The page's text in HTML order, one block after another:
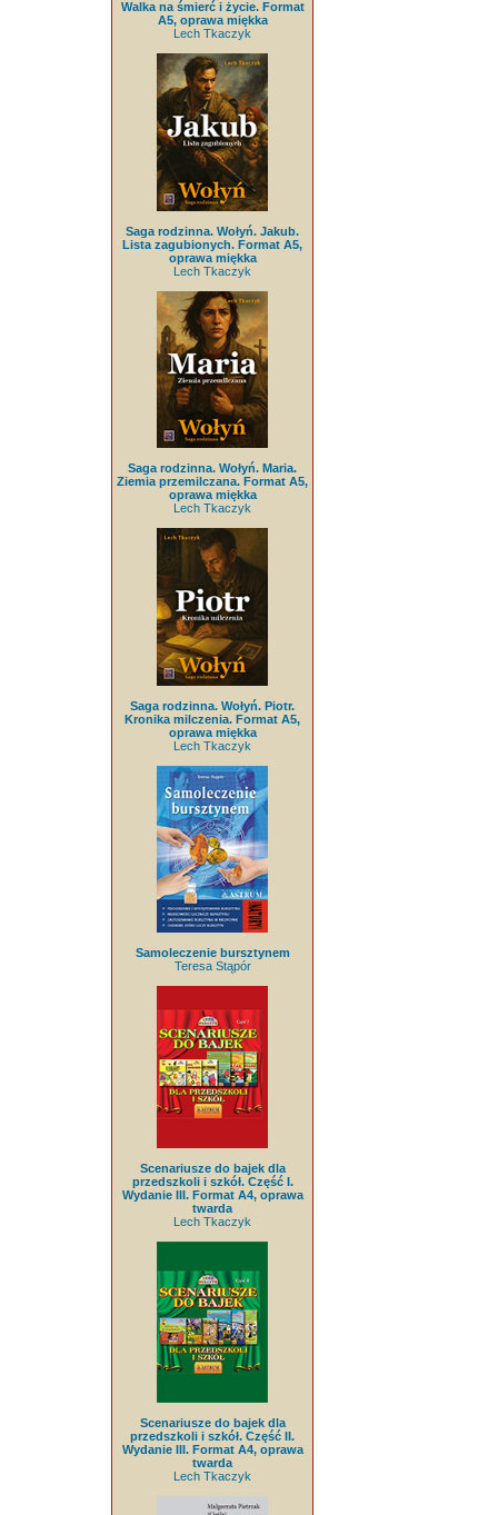
Walka na śmierć i życie. Format
A5, oprawa miękka
Lech Tkaczyk
Saga rodzinna. Wołyń. Jakub.
Lista zagubionych. Format A5,
oprawa miękka
Lech Tkaczyk
Saga rodzinna. Wołyń. Maria.
Ziemia przemilczana. Format A5,
oprawa miękka
Lech Tkaczyk
Saga rodzinna. Wołyń. Piotr.
Kronika milczenia. Format A5,
oprawa miękka
Lech Tkaczyk
Samoleczenie bursztynem
Teresa Stąpór
Scenariusze do bajek dla
przedszkoli i szkół. Część I.
Wydanie III. Format A4, oprawa
twarda
Lech Tkaczyk
Scenariusze do bajek dla
przedszkoli i szkół. Część II.
Wydanie III. Format A4, oprawa
twarda
Lech Tkaczyk